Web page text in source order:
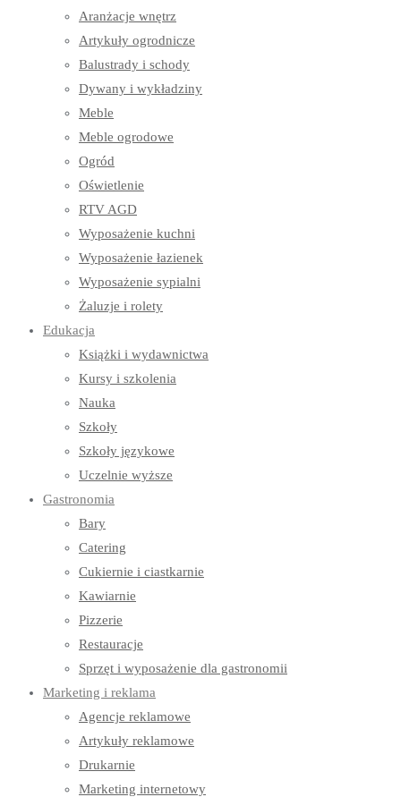
Aranżacje wnętrz
Artykuły ogrodnicze
Balustrady i schody
Dywany i wykładziny
Meble
Meble ogrodowe
Ogród
Oświetlenie
RTV AGD
Wyposażenie kuchni
Wyposażenie łazienek
Wyposażenie sypialni
Żaluzje i rolety
Edukacja
Książki i wydawnictwa
Kursy i szkolenia
Nauka
Szkoły
Szkoły językowe
Uczelnie wyższe
Gastronomia
Bary
Catering
Cukiernie i ciastkarnie
Kawiarnie
Pizzerie
Restauracje
Sprzęt i wyposażenie dla gastronomii
Marketing i reklama
Agencje reklamowe
Artykuły reklamowe
Drukarnie
Marketing internetowy